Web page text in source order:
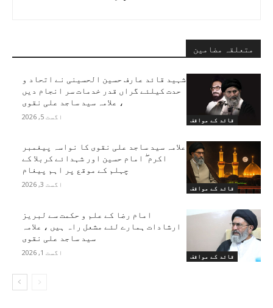
متعلقہ مضامین
قائد کے مواقف
شہید قائد عارف حسین الحسینی نے اتحاد و
حدت کیلئے گراں قدر خدمات سر انجام دیں
، علامہ سید ساجد علی نقوی
اگست 5, 2026
قائد کے مواقف
علامہ سید ساجد علی نقوی کا نواسہ پیغمبر
اکرم ۖ امام حسین اور شہدائے کربلا کے
چہلم کے موقع پر اہم پیغام
اگست 3, 2026
قائد کے مواقف
امام رضا کے علم و حکمت سے لبریز
ارشادات ہمارے لئے مشعل راہ ہیں ، علامہ
سید ساجد علی نقوی
اگست 1, 2026